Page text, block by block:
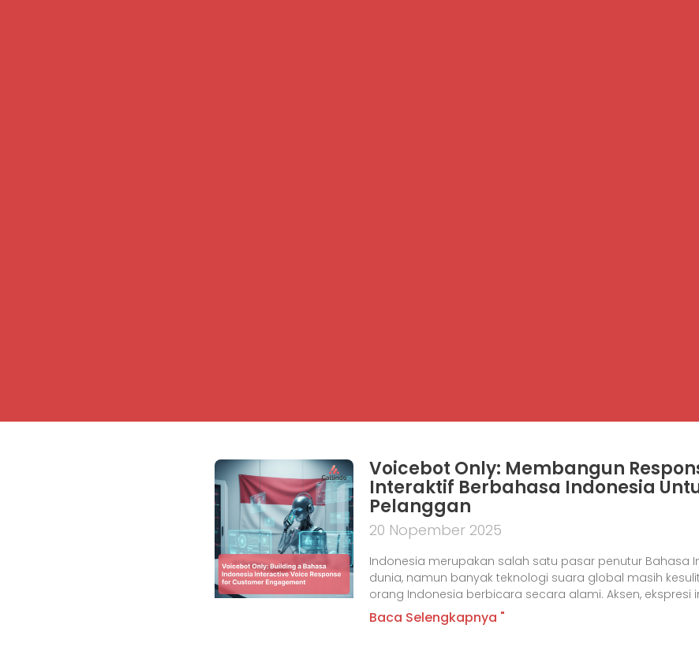
Voicebot Only: Membangun
Interaktif Berbahasa Indonesia
Pelanggan
20 Nopember 2025
Indonesia merupakan salah satu pasar penutur Bahasa
dunia, namun banyak teknologi suara global masih
orang Indonesia berbicara secara alami. Aksen, ekspresi
Baca Selengkapnya "